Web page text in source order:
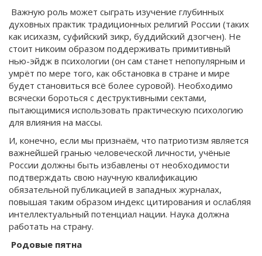
Важную роль может сыграть изучение глубинных
духовных практик традиционных религий России (таких
как исихазм, суфийский зикр, буддийский дзогчен). Не
стоит никоим образом поддерживать примитивный
нью-эйдж в психологии (он сам станет непопулярным и
умрёт по мере того, как обстановка в стране и мире
будет становиться всё более суровой). Необходимо
всячески бороться с деструктивными сектами,
пытающимися использовать практическую психологию
для влияния на массы.
И, конечно, если мы признаём, что патриотизм является
важнейшей гранью человеческой личности, учёные
России должны быть избавлены от необходимости
подтверждать свою научную квалификацию
обязательной публикацией в западных журналах,
повышая таким образом индекс цитирования и ослабляя
интеллектуальный потенциал нации. Наука должна
работать на страну.
Родовые пятна